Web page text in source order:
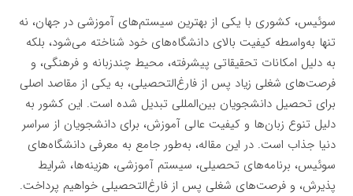
سوئیس، کشوری با یکی از بهترین سیستم‌های آموزشی در جهان، نه
تنها به‌واسطه کیفیت بالای دانشگاه‌های خود شناخته می‌شود، بلکه
به دلیل امکانات تحقیقاتی پیشرفته، محیط چندزبانه و فرهنگی، و
فرصت‌های شغلی زیاد پس از فارغ‌التحصیلی، به یکی از مقاصد اصلی
برای تحصیل دانشجویان بین‌المللی تبدیل شده است. این کشور به
دلیل تنوع زبان‌ها و کیفیت عالی آموزش، برای دانشجویان از سراسر
دنیا جذاب است. در این مقاله، به‌طور جامع به معرفی دانشگاه‌های
سوئیس، برنامه‌های تحصیلی، سیستم آموزشی، هزینه‌ها، شرایط
پذیرش، و فرصت‌های شغلی پس از فارغ‌التحصیلی خواهیم پرداخت.